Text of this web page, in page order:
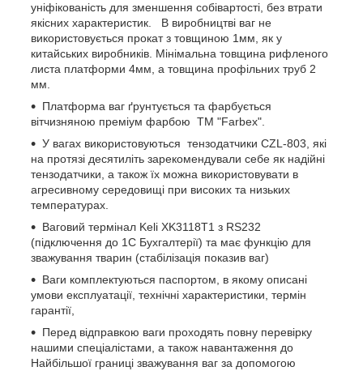
уніфікованість для зменшення собівартості, без втрати
якісних характеристик. В виробництві ваг не
використовується прокат з товщиною 1мм, як у
китайських виробників. Мінімальна товщина рифленого
листа платформи 4мм, а товщина профільних труб 2
мм.
Платформа ваг ґрунтується та фарбується
вітчизняною преміум фарбою ТМ "Farbex".
У вагах використовуються тензодатчики CZL-803, які
на протязі десятиліть зарекомендували себе як надійні
тензодатчики, а також їх можна використовувати в
агресивному середовищі при високих та низьких
температурах.
Ваговий термінал Keli XK3118T1 з RS232
(підключення до 1С Бухгалтерії) та має функцію для
зважування тварин (стабілізація показив ваг)
Ваги комплектуються паспортом, в якому описані
умови експлуатації, технічні характеристики, термін
гарантії,
Перед відправкою ваги проходять повну перевірку
нашими спеціалістами, а також навантаження до
Найбільшої границі зважування ваг за допомогою